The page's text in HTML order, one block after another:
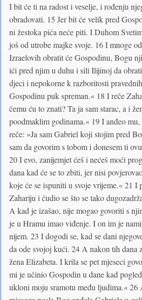
I bit će ti na radost i veselje, i rođenju
obradovati. 15 Jer bit će velik pred
ni žestoka pića neće piti. I Duhom
još od utrobe majke svoje. 16 I mnoge
Izraelovih obratit će Gospodinu, Bogu
ići pred njim u duhu i sili Ilijinoj da
djeci i nepokorne k razboritosti
Gospodinu puk spreman.« 18 I reče
čemu ću to znati? Ta ja sam starac, a i
poodmaklim godinama.« 19 I anđeo
reče: »Ja sam Gabriel koji stojim pred
sam da govorim s tobom i donesem ti
20 I evo, zanijemjet ćeš i nećeš moći
dana kad će se to zbiti, jer nisi
koje će se ispuniti u svoje vrijeme.« 21 I
Zahariju i čudio se što se tako
A kad je izašao, nije mogao govoriti s
je u Hramu imao viđenje. I on im je
nijem. 23 I dogodi se, kad se dani
da ode svojoj kući. 24 A nakon tih dana
žena Elizabeta. I krila se pet mjeseci
mi je učinio Gospodin u dane kad
ukloni moju sramotu među ljudima.« 26